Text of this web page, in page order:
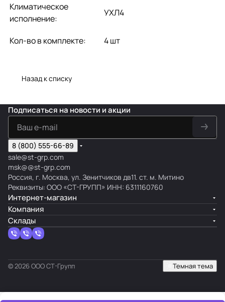
Климатическое
исполнение:
УХЛ4
Кол-во в комплекте: 4 шт
Назад к списку
Подписаться на новости и акции
8 (800) 555-66-89
sale@st-grp.com
msk@@st-grp.com
Россия, г. Москва, ул. Зенитчиков дв11. ст. м. Митино
Реквизиты: ООО «СТ-ГРУПП» ИНН: 6311160760
Интернет-магазин
Компания
Склады
© 2026 ООО СТ-Групп Темная тема